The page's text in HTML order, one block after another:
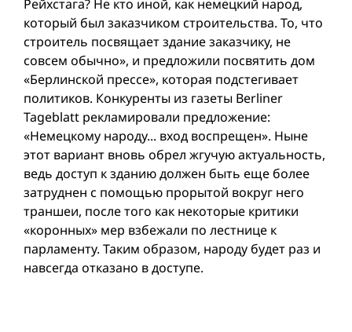
Рейхстага? Не кто иной, как немецкий народ,
который был заказчиком строительства. То, что
строитель посвящает здание заказчику, не
совсем обычно», и предложили посвятить дом
«Берлинской прессе», которая подстегивает
политиков. Конкуренты из газеты Berliner
Tageblatt рекламировали предложение:
«Немецкому народу... вход воспрещен». Ныне
этот вариант вновь обрел жгучую актуальность,
ведь доступ к зданию должен быть еще более
затруднен с помощью прорытой вокруг него
траншеи, после того как некоторые критики
«коронных» мер взбежали по лестнице к
парламенту. Таким образом, народу будет раз и
навсегда отказано в доступе.